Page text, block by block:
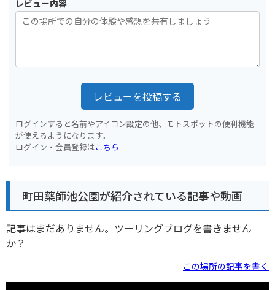
レビュー内容
レビューを投稿する
ログインすると名前やアイコン設定の他、モトスポットの便利機能
が使えるようになります。
ログイン・会員登録はこちら
町田薬師池公園が紹介されている記事や動画
記事はまだありません。ツーリングブログを書きません
か？
この場所の記事を書く